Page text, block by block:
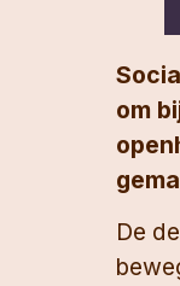
om
De